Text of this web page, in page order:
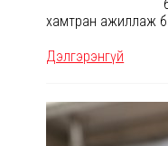
хамтран ажиллаж
Дэлгэрэнгүй